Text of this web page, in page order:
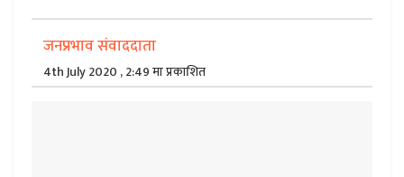
जनप्रभाव संवाददाता
4th July 2020 , 2:49 मा प्रकाशित